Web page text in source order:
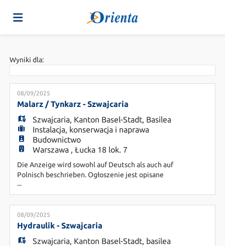
główna
Oferty
Pracy
Załaduj
swoje
Login
EN
Wyniki dla:
08/09/2025
Malarz / Tynkarz - Szwajcaria
Szwajcaria, Kanton Basel-Stadt, Basilea
Instalacja, konserwacja i naprawa
Budownictwo
Warszawa , Łucka 18 lok. 7
Die Anzeige wird sowohl auf Deutsch als auch auf
Polnisch beschrieben. Ogłoszenie jest opisane
zarówno w języku niemieckim, jak i polskim. DE:
Fledro Personal Consulting AG ist ein
Unternehmen der Orienta-Gruppe mit Sitz in
Basel, das sich auf die Personalvermittlung
spezialisiert hat. Für unsere Schweizer Kunden
...
08/09/2025
Hydraulik - Szwajcaria
Szwajcaria, Kanton Basel-Stadt, basilea